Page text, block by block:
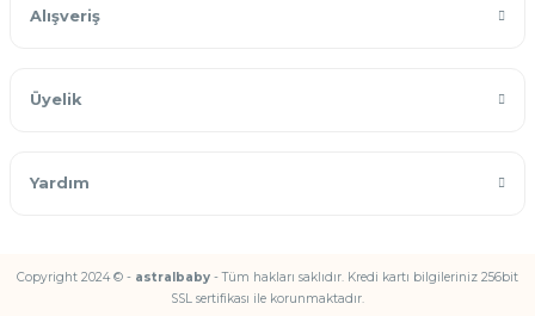
Alışveriş
Üyelik
Yardım
Copyright 2024 © - astralbaby - Tüm hakları saklıdır. Kredi kartı bilgileriniz 256bit
SSL sertifikası ile korunmaktadır.